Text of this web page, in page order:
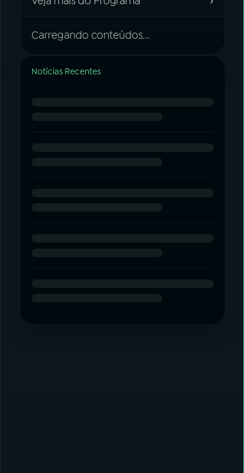
Carregando conteúdos...
Notícias Recentes